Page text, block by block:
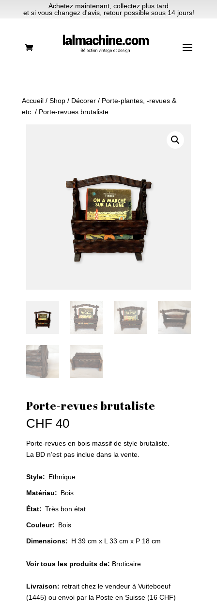
Achetez maintenant, collectez plus tard
et si vous changez d'avis, retour possible sous 14 jours!
Accueil/ Shop/ Décorer/ Porte-plantes, -revues &
etc. / Porte-revues brutaliste
Porte-revues brutaliste
CHF 40
Porte-revues en bois massif de style brutaliste.
La BD n’est pas inclue dans la vente.
Style: Ethnique
Matériau: Bois
État: Très bon état
Couleur: Bois
Dimensions: H 39 cm x L 33 cm x P 18 cm
Voir tous les produits de: Broticaire
Livraison: retrait chez le vendeur à Vuiteboeuf
(1445) ou envoi par la Poste en Suisse (16 CHF)